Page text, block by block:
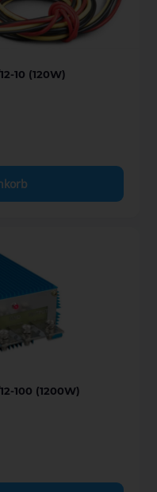
10 (120W)
100 (1200W)